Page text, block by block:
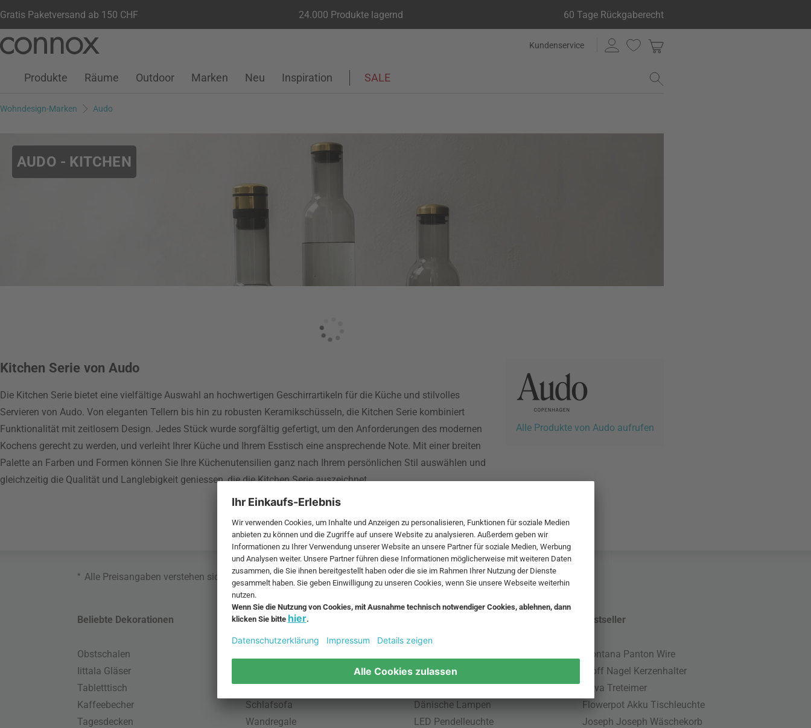
Gratis Paketversand ab 150 CHF 24.000 Produkte lagernd 60 Tage Rückgaberecht
Seiteninhalt
Suchfeld
Kundenservice
Kundenkonto
Wunschliste
Warenkorb
Produkte Räume Outdoor Marken Neu Inspiration SALE
Wohndesign-Marken Audo
AUDO - KITCHEN
Alle Produkte von Audo aufrufen
Kitchen Serie von Audo
Die Kitchen Serie bietet eine vielfältige Auswahl an hochwertigen Geschirrartikeln für die Küche und stilvolles
Servieren von Audo. Von eleganten Tellern bis hin zu robusten Keramikschüsseln, die Kitchen Serie kombiniert
Funktionalität mit zeitlosem Design. Jedes Stück wurde sorgfältig gefertigt, um den Anforderungen des modernen
Kochens gerecht zu werden, und verleiht Ihrer Küche und Ihrem Esstisch eine ansprechende Note. Mit einer breiten
Palette an Farben und Formen können Sie Ihre Küchenutensilien ganz nach Ihrem persönlichen Stil auswählen und
gleichzeitig die Qualität und Langlebigkeit geniessen, die die Kitchen Serie auszeichnet.
* Alle Preisangaben verstehen sich inklusive MwSt. und zzgl.Versandkosten.
Beliebte Dekorationen
Obstschalen
Iittala Gläser
Tabletttisch
Kaffeebecher
Tagesdecken
Beliebte Möbel
Büromöbel
Schlafsofa
Wandregale
Muuto Lampen
Kabellose Tischleuchten
Dänische Lampen
LED Pendelleuchte
Bestseller
Montana Panton Wire
Stoff Nagel Kerzenhalter
Nova Treteimer
Flowerpot Akku Tischleuchte
Joseph Joseph Wäschekorb